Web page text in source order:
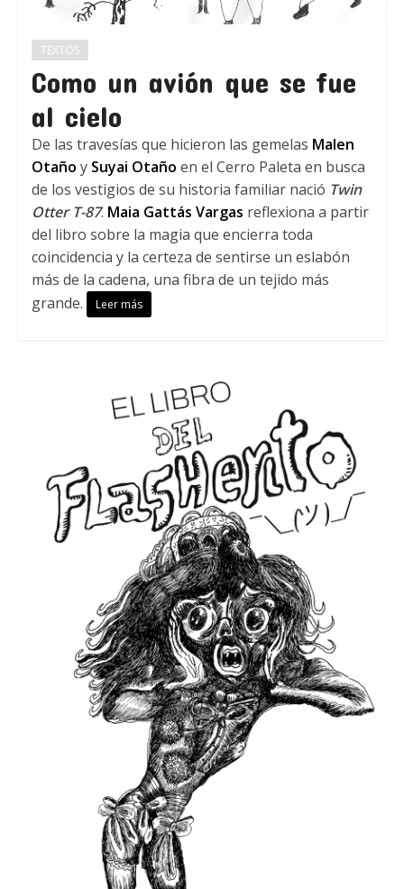
TEXTOS
Como un avión que se fue
al cielo
De las travesías que hicieron las gemelas Malen
Otaño y Suyai Otaño en el Cerro Paleta en busca
de los vestigios de su historia familiar nació Twin
Otter T-87. Maia Gattás Vargas reflexiona a partir
del libro sobre la magia que encierra toda
coincidencia y la certeza de sentirse un eslabón
más de la cadena, una fibra de un tejido más
grande.
Leer más